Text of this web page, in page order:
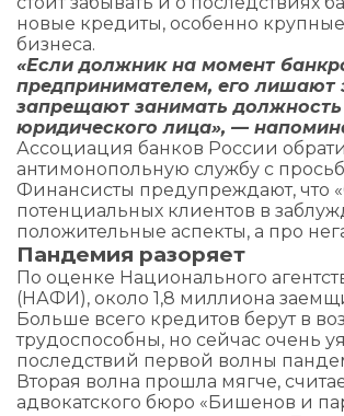
новые кредиты, особенно
бизнеса.
«Если должник на момент
предпринимателем, его лишают
запрещают занимать должность
юридического лица», —
Ассоциация банков России
антимонопольную службу с
Финансисты предупреждают, что
потенциальных клиентов в
положительные аспекты, а про
Пандемия разоряет
По оценке Национального
(НАФИ), около 1,8 миллиона
Больше всего кредитов берут в
трудоспособны, но сейчас очень
последствий первой волны
Вторая волна прошла мягче,
адвокатского бюро «Бишенов и